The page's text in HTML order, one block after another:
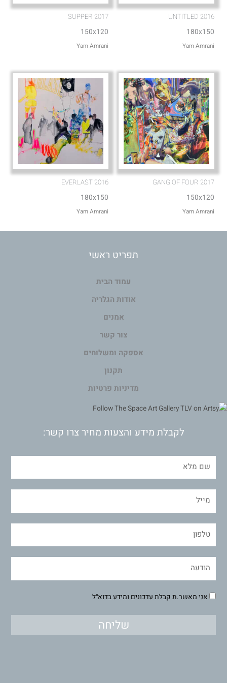
UNTITLED 2016
180x150
Yam Amrani
SUPPER 2017
150x120
Yam Amrani
GANG OF FOUR 2017
150x120
Yam Amrani
EVERLAST 2016
180x150
Yam Amrani
תפריט ראשי
עמוד הבית
אודות הגלריה
אמנים
צור קשר
אספקה ומשלוחים
תקנון
מדיניות פרטיות
לקבלת מידע והצעות מחיר צרו קשר:
אני מאשר.ת קבלת עדכונים ומידע בדוא״ל
שליחה